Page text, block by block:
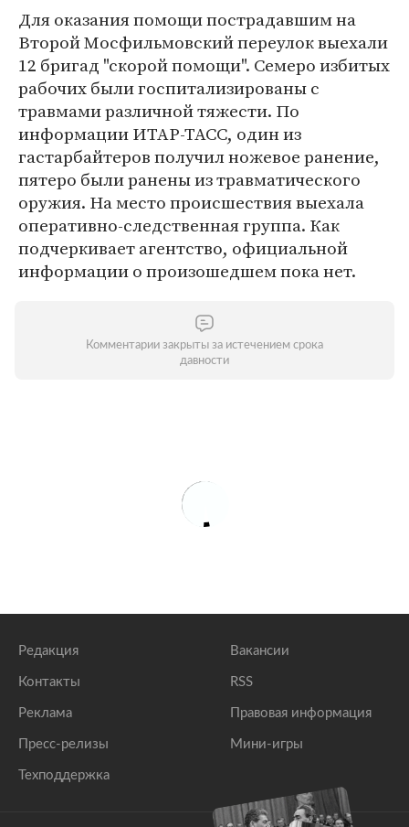
Для оказания помощи пострадавшим на
Второй Мосфильмовский переулок выехали
12 бригад "скорой помощи". Семеро избитых
рабочих были госпитализированы с
травмами различной тяжести. По
информации ИТАР-ТАСС, один из
гастарбайтеров получил ножевое ранение,
пятеро были ранены из травматического
оружия. На место происшествия выехала
оперативно-следственная группа. Как
подчеркивает агентство, официальной
информации о произошедшем пока нет.
Комментарии закрыты за истечением срока
давности
Редакция
Контакты
Реклама
Пресс-релизы
Техподдержка
Вакансии
RSS
Правовая информация
Мини-игры